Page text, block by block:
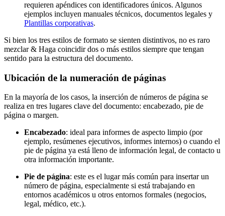
requieren apéndices con identificadores únicos. Algunos
ejemplos incluyen manuales técnicos, documentos legales y
Plantillas corporativas.
Si bien los tres estilos de formato se sienten distintivos, no es raro
mezclar & Haga coincidir dos o más estilos siempre que tengan
sentido para la estructura del documento.
Ubicación de la numeración de páginas
En la mayoría de los casos, la inserción de números de página se
realiza en tres lugares clave del documento: encabezado, pie de
página o margen.
Encabezado: ideal para informes de aspecto limpio (por
ejemplo, resúmenes ejecutivos, informes internos) o cuando el
pie de página ya está lleno de información legal, de contacto u
otra información importante.
Pie de página: este es el lugar más común para insertar un
número de página, especialmente si está trabajando en
entornos académicos u otros entornos formales (negocios,
legal, médico, etc.).